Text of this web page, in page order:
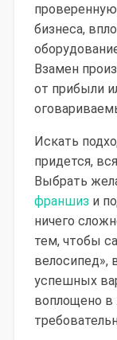
бизнеса,
Взамен
от прибыли
Искать
придется,
Выбрать
франшиз и
ничего
тем, чтобы
велосипед»,
успешных
воплощено в